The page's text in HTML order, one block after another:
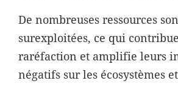
De nombreuses ressources
surexploitées, ce qui
raréfaction et amplifie leurs
négatifs sur les écosystèmes